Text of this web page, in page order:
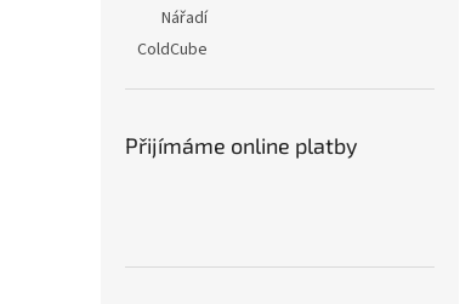
Nářadí
ColdCube
Přijímáme online platby